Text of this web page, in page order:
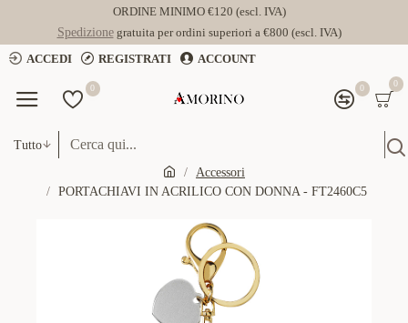
ORDINE MINIMO €120 (escl. IVA)
Spedizionegratuita per ordini superiori a €800 (escl. IVA)
ACCEDI
REGISTRATI ACCOUNT
0 0 0
Tutto
Accessori
PORTACHIAVI IN ACRILICO CON DONNA - FT2460C5